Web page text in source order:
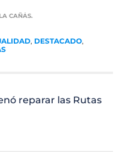
CAÑÁS.
, DESTACADO,
reparar las Rutas